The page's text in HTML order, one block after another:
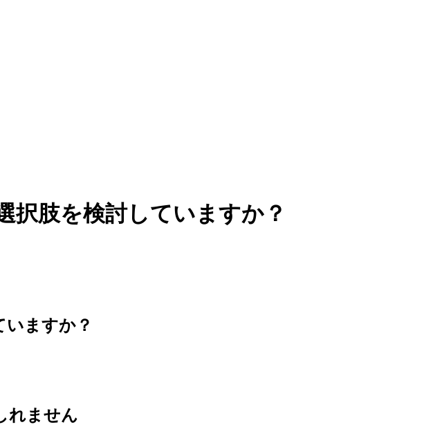
択肢を検討していますか？
いますか？
れません